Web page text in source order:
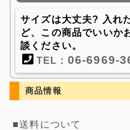
サイズは大丈夫? 入れ
ど、この商品でいいか
談ください。
TEL： 06-6969-
商品情報
■送料について